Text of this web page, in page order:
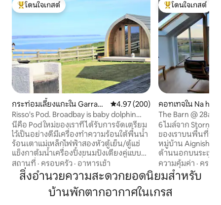
โดนใจเกสต์ที่สุด
โดนใจเกสต์
กระท่อมเลี้ยงแกะใน Garrabo
st
คะแนนเฉลี่ย 4.97 จาก 5, 200 รีวิว
4.97 (200)
Risso's Pod. Broadbay is baby dolphin
hotspot.
นี่คือ Pod ใหม่ของเราที่ได้รับการจัดเตรียม
ไว้เป็นอย่างดีมีเครื่องทำความร้อนใต้พื้นน้ำ
ร้อนเตาแม่เหล็กไฟฟ้าสองหัวตู้เย็น/ตู้แช่
แข็งกาต้มน้ำเครื่องปิ้งขนมปังเตียงคู่แบบ
ยึดติดและโซฟาเบดเพื่อความสะดวกสบาย
ของคุณมีโถสุขภัณฑ์อ่างล้างมือและฝักบัว
นอกจากนี้ยังมี WiFi, alexa, ทีวี/ดีวีดี, ไม้ฟืน
amazon (เน็ตฟลิกซ์/ทีวีสำหรับเด็กฯลฯ)
มันสะดวกสบายและอบอุ่นมากมีเครื่อง
สถานที่ · ครอบครัว · อาหารเช้า
โดนใจเกสต์ที่สุด
โดนใจเกสต์
คอทเทจใน Na h-
Iar
The Barn @ 28a
6 ไมล์จาก
ของเราบนพื้นที่ทำ
หมู่บ้าน Aignish ที่
ด้านนอกบนระเบีย
สบายของห้องนั่งเ
ต่างโบสถ์สูงเต็มรู
เพลิดเพลินไปกับวิ
พระอาทิตย์ตกดิน
อากาศจะเป็นอย่
ความคุ้มค่า · ครอบ
สิ่งอำนวยความสะดวกยอดนิยมสำหรับ
บ้านพักตากอากาศในเกรส